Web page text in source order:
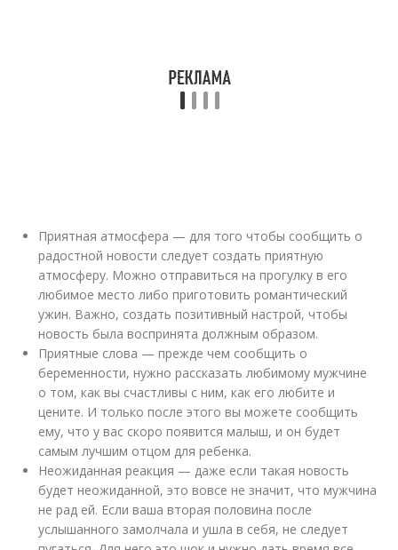
Приятная атмосфера — для того чтобы сообщить о
радостной новости следует создать приятную
атмосферу. Можно отправиться на прогулку в его
любимое место либо приготовить романтический
ужин. Важно, создать позитивный настрой, чтобы
новость была воспринята должным образом.
Приятные слова — прежде чем сообщить о
беременности, нужно рассказать любимому мужчине
о том, как вы счастливы с ним, как его любите и
цените. И только после этого вы можете сообщить
ему, что у вас скоро появится малыш, и он будет
самым лучшим отцом для ребенка.
Неожиданная реакция — даже если такая новость
будет неожиданной, это вовсе не значит, что мужчина
не рад ей. Если ваша вторая половина после
услышанного замолчала и ушла в себя, не следует